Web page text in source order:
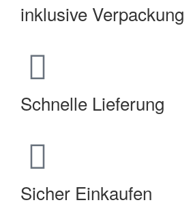
inklusive Verpackung
Schnelle Lieferung
Sicher Einkaufen